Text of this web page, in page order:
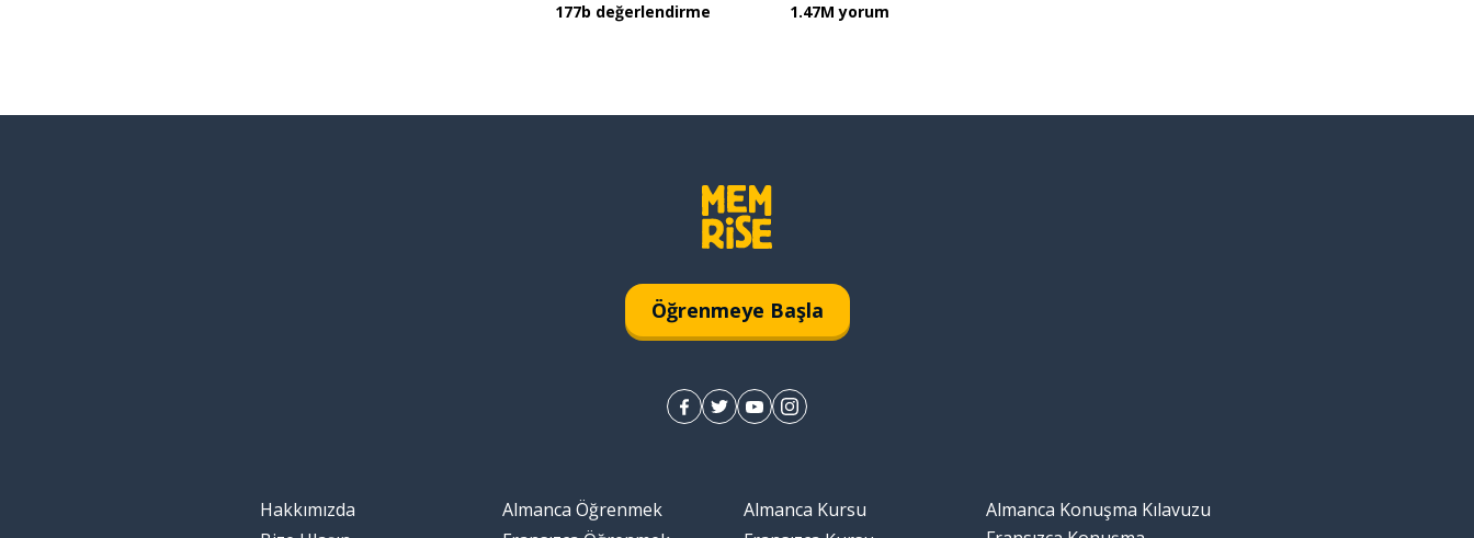
177b değerlendirme 1.47M yorum
Öğrenmeye Başla
Hakkımızda
Almanca Öğrenmek
Almanca Kursu
Almanca Konuşma Kılavuzu